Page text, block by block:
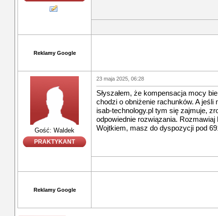
Reklamy Google
Gość: Waldek
PRAKTYKANT
23 maja 2025, 06:28
Słyszałem, że kompensacja mocy
chodzi o obniżenie rachunków. A
isab-technology.pl tym się zajmuje,
odpowiednie rozwiązania. Rozmawiaj
Wojtkiem, masz do dyspozycji pod
Reklamy Google